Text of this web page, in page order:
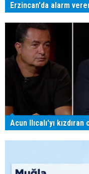
Erzincan'da alarm
Acun Ilıcalı'yı